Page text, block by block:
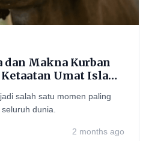
dan Makna Kurban
Umat Islam
salah satu momen paling
dunia.
2 months ago